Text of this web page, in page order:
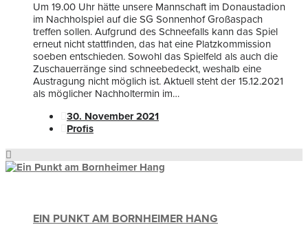
Um 19.00 Uhr hätte unsere Mannschaft im Donaustadion
im Nachholspiel auf die SG Sonnenhof Großaspach
treffen sollen. Aufgrund des Schneefalls kann das Spiel
erneut nicht stattfinden, das hat eine Platzkommission
soeben entschieden. Sowohl das Spielfeld als auch die
Zuschauerränge sind schneebedeckt, weshalb eine
Austragung nicht möglich ist. Aktuell steht der 15.12.2021
als möglicher Nachholtermin im…
30. November 2021
Profis
EIN PUNKT AM BORNHEIMER HANG